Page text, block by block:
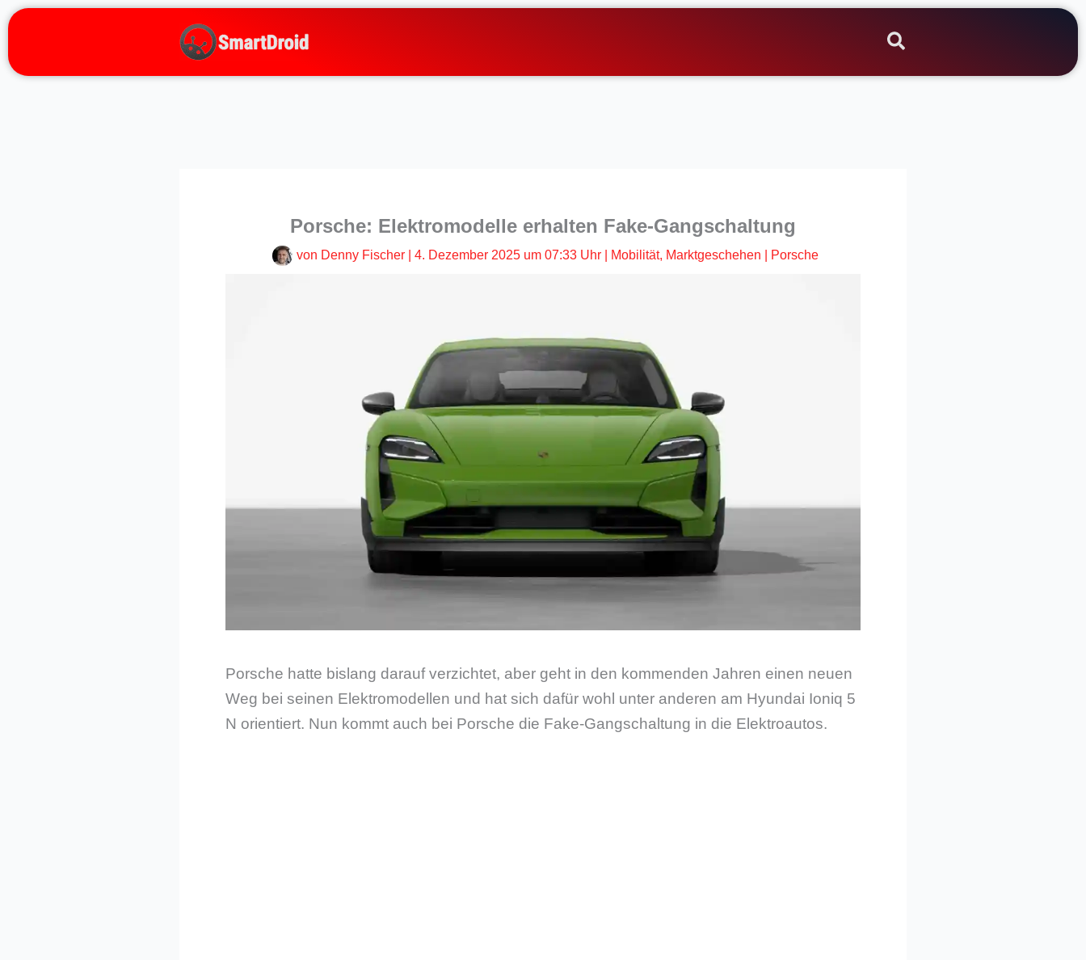
Zum
springen
Porsche: Elektromodelle erhalten Fake-Gangschaltung
von Denny Fischer 4. Dezember 2025 um 07:33 Uhr| Mobilität, Marktgeschehen Porsche
Porsche hatte bislang darauf verzichtet, aber geht in den kommenden Jahren einen neuen
Weg bei seinen Elektromodellen und hat sich dafür wohl unter anderen am Hyundai Ioniq 5
N orientiert. Nun kommt auch bei Porsche die Fake-Gangschaltung in die Elektroautos.